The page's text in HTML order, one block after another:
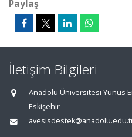
Paylaş
İletişim Bilgileri
Anadolu Üniversitesi Yunus
Eskişehir